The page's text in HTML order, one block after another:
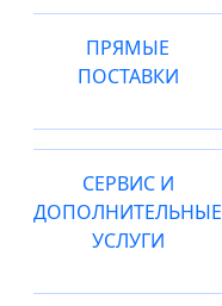
ПРЯМЫЕ
ПОСТАВКИ
СЕРВИС И
ДОПОЛНИТЕЛЬНЫЕ
УСЛУГИ